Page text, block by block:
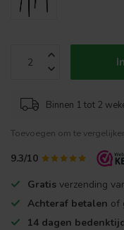
Binnen 1 tot 2
Toevoegen om te
9.3/10
Gratis verzending
Achteraf betalen of
14 dagen